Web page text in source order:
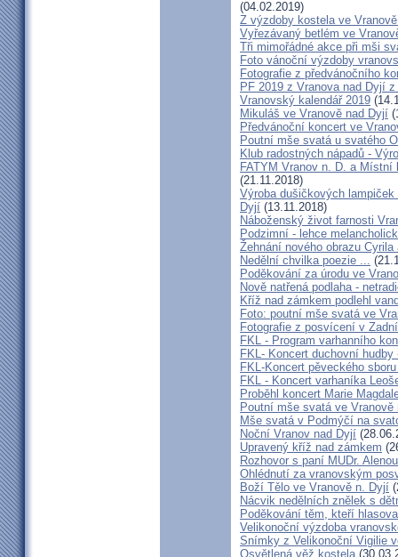
(04.02.2019)
Z výzdoby kostela ve
Vyřezávaný betlém ve
Tři mimořádné akce při mši
Foto vánoční výzdoby
Fotografie z předvánočního
PF 2019 z Vranova nad Dyjí z
Vranovský kalendář 2019
Mikuláš ve Vranově nad Dyjí
Předvánoční koncert ve
Poutní mše svatá u svatého
Klub radostných nápadů -
FATYM Vranov n. D. a
(21.11.2018)
Výroba dušičkových
Dyjí (13.11.2018)
Náboženský život farnosti
Podzimní - lehce
Žehnání nového obrazu
Nedělní chvilka poezie ...
Poděkování za úrodu ve
Nově natřená podlaha -
Kříž nad zámkem podlehl
Foto: poutní mše svatá ve
Fotografie z posvícení v
FKL - Program varhanního
FKL- Koncert duchovní hudby
FKL-Koncert pěveckého
FKL - Koncert varhaníka
Proběhl koncert Marie
Poutní mše svatá ve Vranově
Mše svatá v Podmýčí na
Noční Vranov nad Dyjí
Upravený kříž nad zámkem
Rozhovor s paní MUDr.
Ohlédnutí za vranovským
Boží Tělo ve Vranově n. Dyjí
Nácvik nedělních znělek s
Poděkování těm, kteří
Velikonoční výzdoba
Snímky z Velikonoční Vigilie
Osvětlená věž kostela